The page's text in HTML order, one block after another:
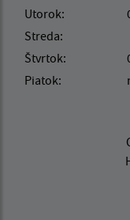
Utorok:
Streda:
Štvrtok:
Piatok: